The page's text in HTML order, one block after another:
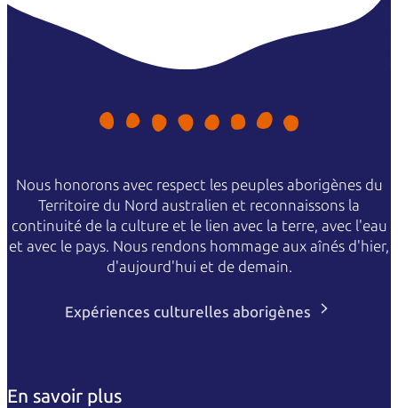
Nous honorons avec respect les peuples aborigènes du
Territoire du Nord australien et reconnaissons la
continuité de la culture et le lien avec la terre, avec l'eau
et avec le pays. Nous rendons hommage aux aînés d'hier,
d'aujourd'hui et de demain.
Expériences culturelles aborigènes
En savoir plus